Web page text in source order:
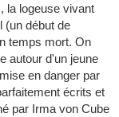
la logeuse vivant
(un début de
temps mort. On
autour d'un jeune
en danger par
écrits et
par Irma von Cube